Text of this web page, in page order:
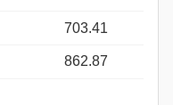
703.41
862.87